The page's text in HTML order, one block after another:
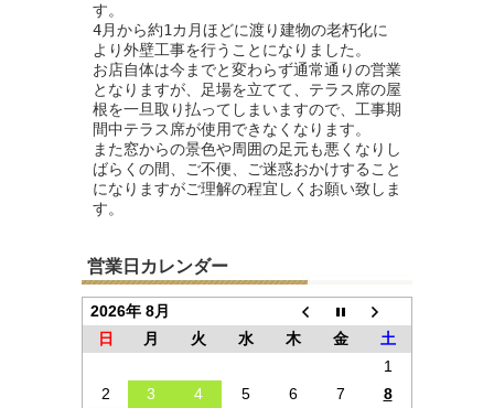
す。
4月から約1カ月ほどに渡り建物の老朽化に
より外壁工事を行うことになりました。
お店自体は今までと変わらず通常通りの営業
となりますが、足場を立てて、テラス席の屋
根を一旦取り払ってしまいますので、工事期
間中テラス席が使用できなくなります。
また窓からの景色や周囲の足元も悪くなりし
ばらくの間、ご不便、ご迷惑おかけすること
になりますがご理解の程宜しくお願い致しま
す。
営業日カレンダー
2026年 8月
日
月 火 水 木 金
土
1
2
3 4 5 6 7
8